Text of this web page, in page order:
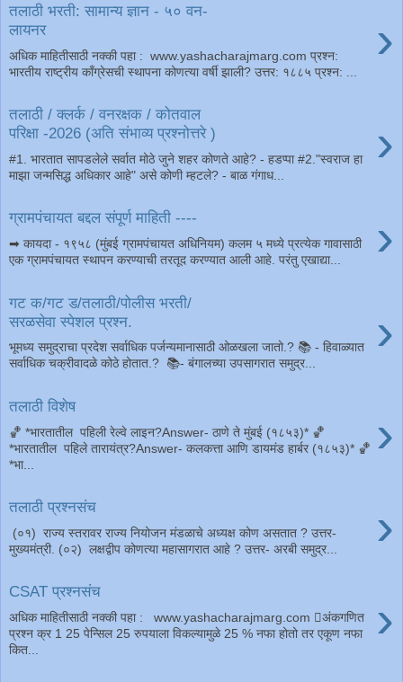
तलाठी भरती: सामान्य ज्ञान - ५० वन-
लायनर
›
अधिक माहितीसाठी नक्की पहा : www.yashacharajmarg.com ​प्रश्न:
भारतीय राष्ट्रीय काँग्रेसची स्थापना कोणत्या वर्षी झाली? ​उत्तर: १८८५ ​प्रश्न: ...
तलाठी / क्लर्क / वनरक्षक / कोतवाल
परिक्षा -2026 (अति संभाव्य प्रश्नोत्तरे )
›
#1. भारतात सापडलेले सर्वात मोठे जुने शहर कोणते आहे? - हडप्पा #2."स्वराज हा
माझा जन्मसिद्ध अधिकार आहे" असे कोणी म्हटले? - बाळ गंगाध...
ग्रामपंचायत बद्दल संपूर्ण माहिती ---- ›
➡ कायदा - १९५८ (मुंबई ग्रामपंचायत अधिनियम) कलम ५ मध्ये प्रत्येक गावासाठी
एक ग्रामपंचायत स्थापन करण्याची तरतूद करण्यात आली आहे. परंतु एखाद्या...
गट क/गट ड/तलाठी/पोलीस भरती/
सरळसेवा स्पेशल प्रश्न.
›
भूमध्य समुद्राचा प्रदेश सर्वाधिक पर्जन्यमानासाठी ओळखला जातो.? 📚 - हिवाळ्यात
सर्वाधिक चक्रीवादळे कोठे होतात.? 📚- बंगालच्या उपसागरात समुद्र...
तलाठी विशेष ›
🏀 *भारतातील पहिली रेल्वे लाइन?Answer- ठाणे ते मुंबई (१८५३)* 🏀
*भारतातील पहिले तारायंत्र?Answer- कलकत्ता आणि डायमंड हार्बर (१८५३)* 🏀
*भा...
तलाठी प्रश्नसंच ›
(०१) राज्य स्तरावर राज्य नियोजन मंडळाचे अध्यक्ष कोण असतात ? उत्तर-
मुख्यमंत्री. (०२) लक्षद्वीप कोणत्या महासागरात आहे ? उत्तर- अरबी समुद्र...
CSAT प्रश्नसंच ›
अधिक माहितीसाठी नक्की पहा : www.yashacharajmarg.com अंकगणित
प्रश्न क्र 1 25 पेन्सिल 25 रुपयाला विकल्यामुळे 25 % नफा होतो तर एकूण नफा
कित...